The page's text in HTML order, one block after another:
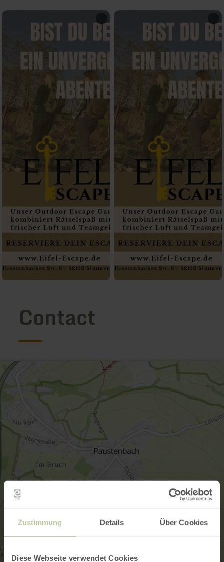
Zustimmung Details Über Cookies
Diese Webseite verwendet Cookies
Contact